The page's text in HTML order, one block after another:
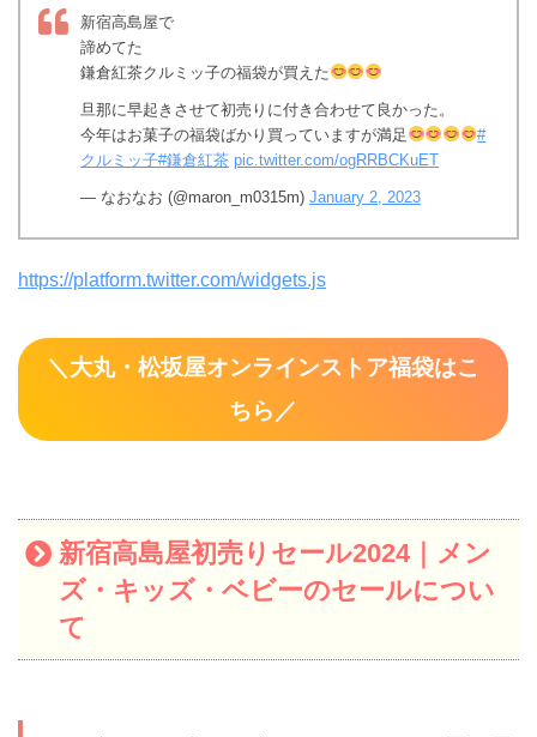
新宿高島屋で
諦めてた
鎌倉紅茶クルミッ子の福袋が買えた
旦那に早起きさせて初売りに付き合わせて良かった。
今年はお菓子の福袋ばかり買っていますが満足
#
クルミッ子#鎌倉紅茶 pic.twitter.com/ogRRBCKuET
— なおなお (@maron_m0315m) January 2, 2023
https://platform.twitter.com/widgets.js
＼ 大丸・松坂屋オンラインストア福袋はこ
ちら／
新宿高島屋初売りセール2024｜メン
ズ・キッズ・ベビーのセールについ
て